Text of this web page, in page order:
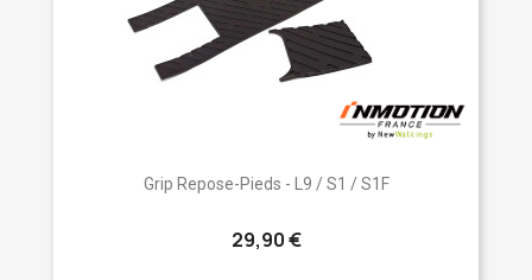
Grip Repose-Pieds - L9 / S1 / S1F
29,90 €